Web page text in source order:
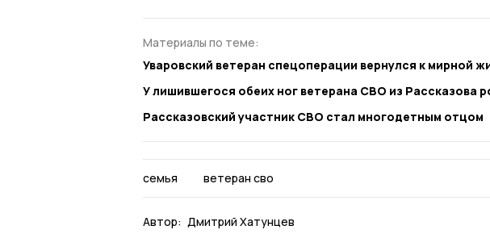
Материалы по теме:
Уваровский ветеран спецоперации вернулся к мирной
У лишившегося обеих ног ветерана СВО из Рассказова
Рассказовский участник СВО стал многодетным отцом
семья ветеран сво
Автор: Дмитрий Хатунцев